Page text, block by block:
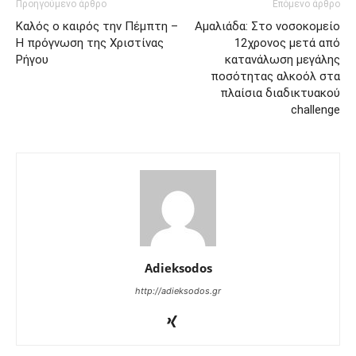
Προηγούμενο άρθρο
Καλός ο καιρός την Πέμπτη –
Η πρόγνωση της Χριστίνας
Ρήγου
Επόμενο άρθρο
Αμαλιάδα: Στο νοσοκομείο
12χρονος μετά από
κατανάλωση μεγάλης
ποσότητας αλκοόλ στα
πλαίσια διαδικτυακού
challenge
Adieksodos
http://adieksodos.gr